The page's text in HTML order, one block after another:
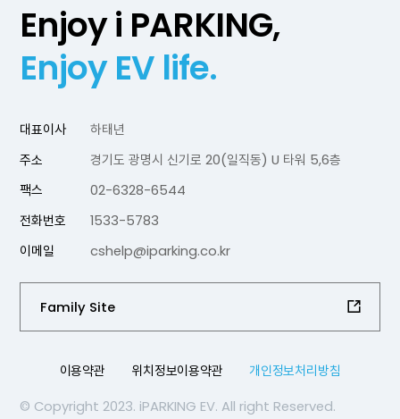
Enjoy i PARKING,
Enjoy EV life.
대표이사
하태년
주소
경기도 광명시 신기로 20(일직동) U 타워 5,6층
팩스
02-6328-6544
전화번호
1533-5783
이메일
cshelp@iparking.co.kr
Family Site
© Copyright 2023. iPARKING EV. All right Reserved.
이용약관 위치정보이용약관 개인정보처리방침